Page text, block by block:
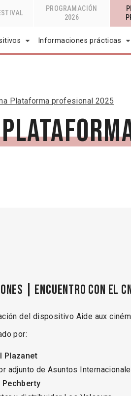
PROGRAMACIÓN
2026
Informaciones prácticas
Plataforma profesional 2025
| Encuentro con el
del dispositivo Aide aux
por:
Plazanet
adjunto de Asuntos